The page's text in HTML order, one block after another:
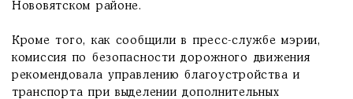
Нововятском районе.
Кроме того, как сообщили в пресс-службе мэрии,
комиссия по безопасности дорожного движения
рекомендовала управлению благоустройства и
транспорта при выделении дополнительных